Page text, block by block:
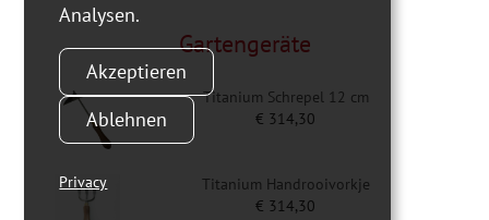
Gartengeräte
Titanium Schrepel 12 cm
€ 314,30
Titanium Handrooivorkje
€ 314,30
Analysen.
Akzeptieren
Ablehnen
Privacy